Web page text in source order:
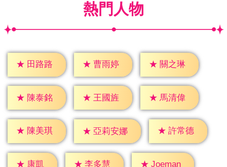
熱門人物
★ 田路路 ★ 曹雨婷 ★ 關之琳
★ 陳泰銘 ★ 王國旌 ★ 馬清偉
★ 陳美琪 ★ 亞莉安娜 ★ 許常德
★ 康凱 ★ 李多慧 ★ Joeman